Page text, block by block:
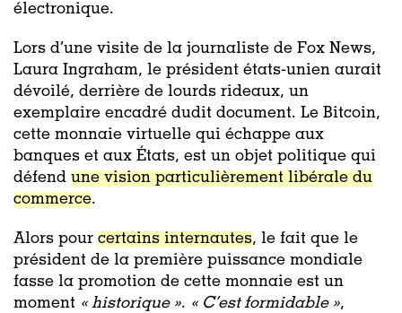
électronique.
Lors d’une visite de la journaliste de Fox News,
Laura Ingraham, le président états-unien aurait
dévoilé, derrière de lourds rideaux, un
exemplaire encadré dudit document. Le Bitcoin,
cette monnaie virtuelle qui échappe aux
banques et aux États, est un objet politique qui
défend une vision particulièrement libérale du
commerce.
Alors pour certains internautes, le fait que le
président de la première puissance mondiale
fasse la promotion de cette monnaie est un
moment «historique ». « C’est formidable »,